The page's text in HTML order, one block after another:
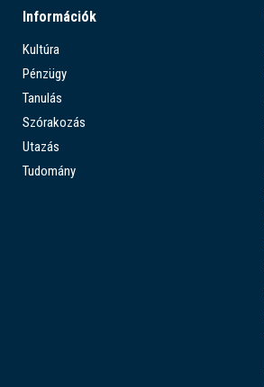
Információk
Kultúra
Pénzügy
Tanulás
Szórakozás
Utazás
Tudomány